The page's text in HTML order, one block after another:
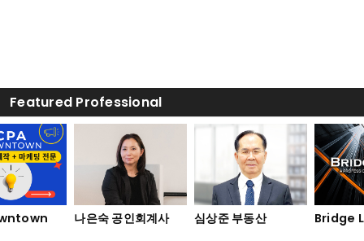
Featured Professional
나은숙 공인회계사 심상준 부동산 Bridge